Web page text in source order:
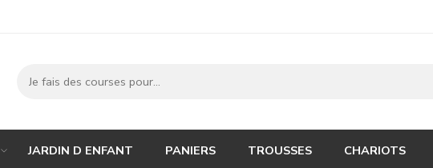
JARDIN D ENFANT PANIERS TROUSSES CHARIOTS